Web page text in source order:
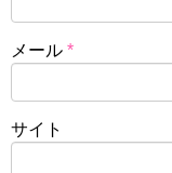
メール *
サイト